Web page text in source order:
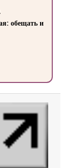
обещать и